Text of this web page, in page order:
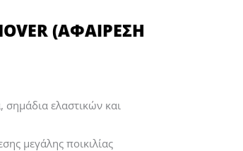
(ΑΦΑΙΡΕΣΗ
ελαστικών και
μεγάλης ποικιλίας